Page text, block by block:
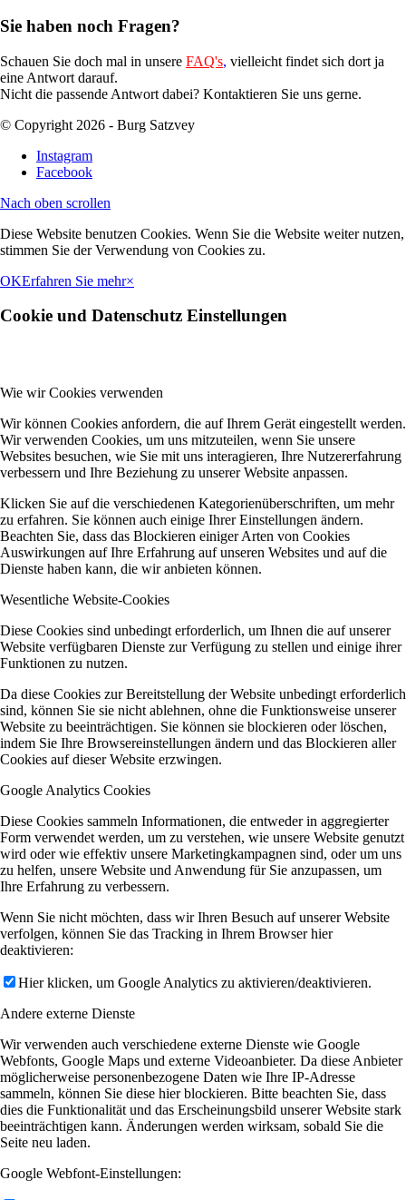
Sie haben noch Fragen?
Schauen Sie doch mal in unsere FAQ's, vielleicht findet sich dort ja
eine Antwort darauf.
Nicht die passende Antwort dabei? Kontaktieren Sie uns gerne.
© Copyright 2026 - Burg Satzvey
Instagram
Facebook
Nach oben scrollen
Diese Website benutzen Cookies. Wenn Sie die Website weiter nutzen,
stimmen Sie der Verwendung von Cookies zu.
OKErfahren Sie mehr×
Cookie und Datenschutz Einstellungen
Wie wir Cookies verwenden
Wir können Cookies anfordern, die auf Ihrem Gerät eingestellt werden.
Wir verwenden Cookies, um uns mitzuteilen, wenn Sie unsere
Websites besuchen, wie Sie mit uns interagieren, Ihre Nutzererfahrung
verbessern und Ihre Beziehung zu unserer Website anpassen.
Klicken Sie auf die verschiedenen Kategorienüberschriften, um mehr
zu erfahren. Sie können auch einige Ihrer Einstellungen ändern.
Beachten Sie, dass das Blockieren einiger Arten von Cookies
Auswirkungen auf Ihre Erfahrung auf unseren Websites und auf die
Dienste haben kann, die wir anbieten können.
Wesentliche Website-Cookies
Diese Cookies sind unbedingt erforderlich, um Ihnen die auf unserer
Website verfügbaren Dienste zur Verfügung zu stellen und einige ihrer
Funktionen zu nutzen.
Da diese Cookies zur Bereitstellung der Website unbedingt erforderlich
sind, können Sie sie nicht ablehnen, ohne die Funktionsweise unserer
Website zu beeinträchtigen. Sie können sie blockieren oder löschen,
indem Sie Ihre Browsereinstellungen ändern und das Blockieren aller
Cookies auf dieser Website erzwingen.
Google Analytics Cookies
Diese Cookies sammeln Informationen, die entweder in aggregierter
Form verwendet werden, um zu verstehen, wie unsere Website genutzt
wird oder wie effektiv unsere Marketingkampagnen sind, oder um uns
zu helfen, unsere Website und Anwendung für Sie anzupassen, um
Ihre Erfahrung zu verbessern.
Wenn Sie nicht möchten, dass wir Ihren Besuch auf unserer Website
verfolgen, können Sie das Tracking in Ihrem Browser hier
deaktivieren:
Hier klicken, um Google Analytics zu aktivieren/deaktivieren.
Andere externe Dienste
Wir verwenden auch verschiedene externe Dienste wie Google
Webfonts, Google Maps und externe Videoanbieter. Da diese Anbieter
möglicherweise personenbezogene Daten wie Ihre IP-Adresse
sammeln, können Sie diese hier blockieren. Bitte beachten Sie, dass
dies die Funktionalität und das Erscheinungsbild unserer Website stark
beeinträchtigen kann. Änderungen werden wirksam, sobald Sie die
Seite neu laden.
Google Webfont-Einstellungen: